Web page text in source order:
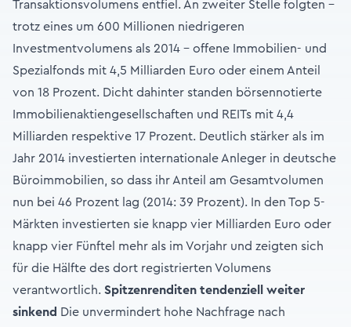
Transaktionsvolumens entfiel. An zweiter Stelle folgten –
trotz eines um 600 Millionen niedrigeren
Investmentvolumens als 2014 – offene Immobilien- und
Spezialfonds mit 4,5 Milliarden Euro oder einem Anteil
von 18 Prozent. Dicht dahinter standen börsennotierte
Immobilienaktiengesellschaften und REITs mit 4,4
Milliarden respektive 17 Prozent. Deutlich stärker als im
Jahr 2014 investierten internationale Anleger in deutsche
Büroimmobilien, so dass ihr Anteil am Gesamtvolumen
nun bei 46 Prozent lag (2014: 39 Prozent). In den Top 5-
Märkten investierten sie knapp vier Milliarden Euro oder
knapp vier Fünftel mehr als im Vorjahr und zeigten sich
für die Hälfte des dort registrierten Volumens
verantwortlich. Spitzenrenditen tendenziell weiter
sinkend Die unvermindert hohe Nachfrage nach